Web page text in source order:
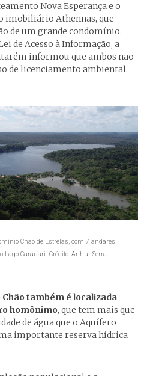
Nova Esperança e o
imobiliário Athennas, que
de um grande condomínio.
de Acesso à Informação, a
informou que ambos não
de licenciamento ambiental.
Chão de Estrelas, com 7 andares
Lago Carauari. Crédito: Arthur Serra
Chão também é localizada
homônimo, que tem mais que
de água que o Aquífero
importante reserva hídrica